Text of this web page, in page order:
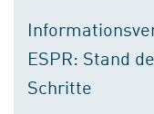
ESPR: Stand
Schritte